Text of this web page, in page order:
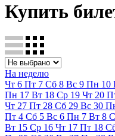
Купить
На неделю
Чт 6 Пт 7 Сб 8 Вс 9 Пн 10
Пн 17 Вт 18 Ср 19 Чт 20
Чт 27 Пт 28 Сб 29 Вс 30
Пт 4 Сб 5 Вс 6 Пн 7 Вт 8
Вт 15 Ср 16 Чт 17 Пт 18